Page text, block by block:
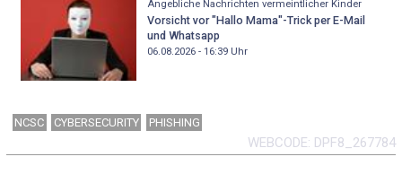
Angebliche Nachrichten vermeintlicher Kinder
Vorsicht vor "Hallo Mama"-Trick per E-Mail
und Whatsapp
06.08.2026 - 16:39Uhr
NCSC CYBERSECURITY PHISHING
WEBCODE DPF8_267784